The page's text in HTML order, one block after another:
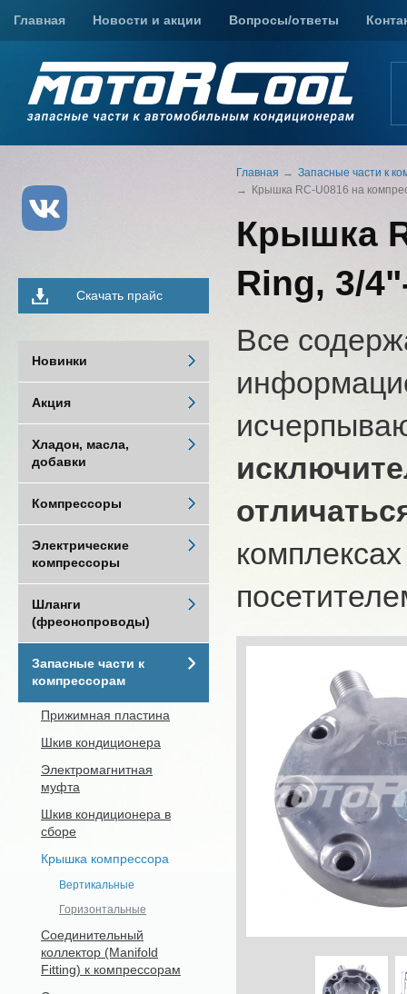
Главная Новости и акции Вопросы/ответы
Главная
Запасные части к
Крышка RC-U0816 на
Крышка
Ring, 3/
Все
Скачать прайс
Новинки
Акция
Хладон, масла,
добавки
Компрессоры
Электрические
компрессоры
Шланги
(фреонопроводы)
Запасные части к
компрессорам
Прижимная пластина
Шкив кондиционера
Электромагнитная
муфта
Шкив кондиционера в
сборе
Крышка компрессора
Вертикальные
Горизонтальные
Соединительный
коллектор (Manifold
Fitting) к компрессорам